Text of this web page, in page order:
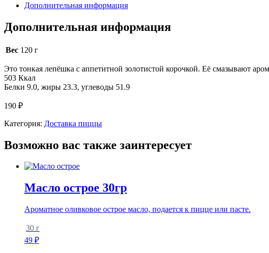
Дополнительная информация
Дополнительная информация
Вес 120 г
Это тонкая лепёшка с аппетитной золотистой корочкой. Её смазывают
503 Ккал
Белки 9.0, жиры 23.3, углеводы 51.9
190 ₽
Категория: Доставка пиццы
Возможно вас также заинтересует
Масло острое 30гр
Ароматное оливковое острое масло, подается к пицце или пасте.
30 г
49 ₽